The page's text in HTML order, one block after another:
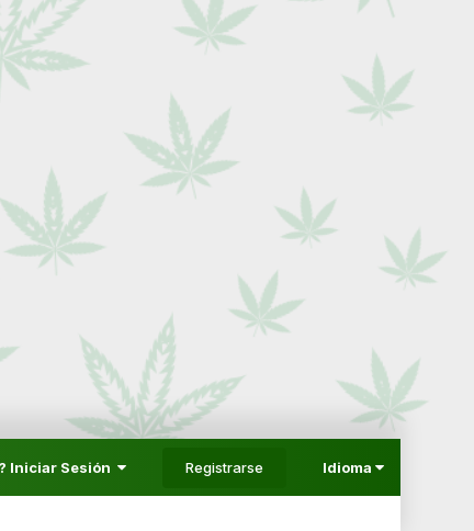
Iniciar Sesión Registrarse Idioma